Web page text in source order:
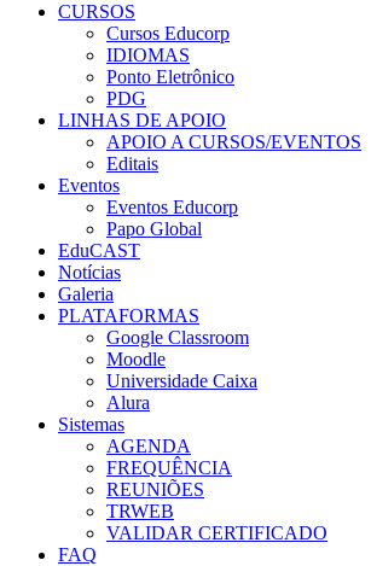
CURSOS
Cursos Educorp
IDIOMAS
Ponto Eletrônico
PDG
LINHAS DE APOIO
APOIO A CURSOS/EVENTOS
Editais
Eventos
Eventos Educorp
Papo Global
EduCAST
Notícias
Galeria
PLATAFORMAS
Google Classroom
Moodle
Universidade Caixa
Alura
Sistemas
AGENDA
FREQUÊNCIA
REUNIÕES
TRWEB
VALIDAR CERTIFICADO
FAQ